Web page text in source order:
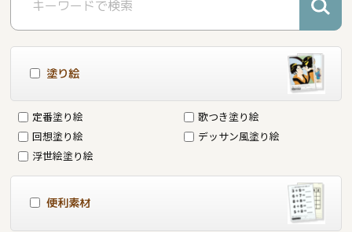
塗り絵
定番塗り絵
歌つき塗り絵
回想塗り絵
デッサン風塗り絵
浮世絵塗り絵
便利素材